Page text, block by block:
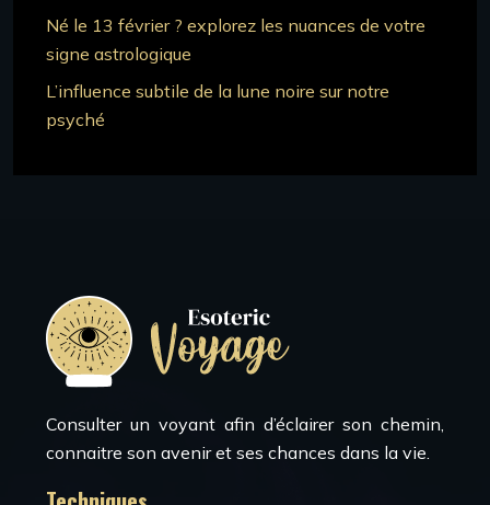
Né le 13 février ? explorez les nuances de votre
signe astrologique
L’influence subtile de la lune noire sur notre
psyché
Consulter un voyant afin d’éclairer son chemin,
connaitre son avenir et ses chances dans la vie.